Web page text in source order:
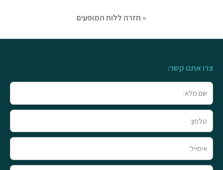
« חזרה ללוח המופעים
צרו אתנו קשר:
מלא
טלפון